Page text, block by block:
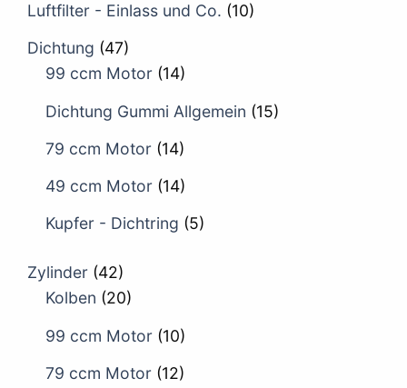
Luftfilter - Einlass und Co. (10)
Dichtung (47)
99 ccm Motor (14)
Dichtung Gummi Allgemein (15)
79 ccm Motor (14)
49 ccm Motor (14)
Kupfer - Dichtring (5)
Zylinder (42)
Kolben (20)
99 ccm Motor (10)
79 ccm Motor (12)